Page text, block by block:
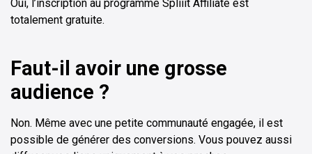
Oui, l’inscription au programme Spliiit Affiliate est
totalement gratuite.
Faut-il avoir une grosse
audience ?
Non. Même avec une petite communauté engagée, il est
possible de générer des conversions. Vous pouvez aussi